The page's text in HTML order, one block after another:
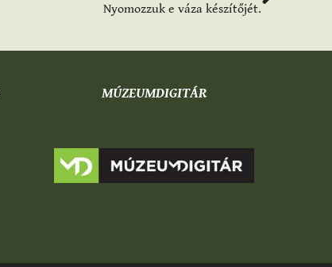
Nyomozzuk e váza készítőjét.
MÚZEUMDIGITÁR